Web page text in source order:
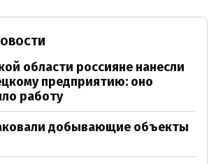
области россияне нанесли
предприятию: оно
работу
добывающие объекты